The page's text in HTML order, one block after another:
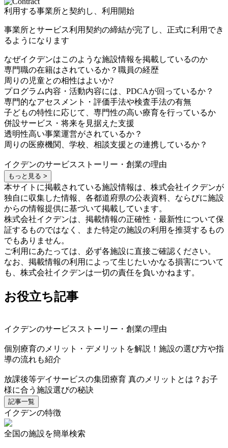
利用する事業所と契約し、利用開始
事業所とサービス利用契約の締結が完了し、正式に利用でき
るようになります
なぜイクデンはこのような施設情報を掲載しているのか
専門職の在籍はされているか？職員の経歴
周りの児童との相性はよいか?
プログラム内容・活動内容には、PDCAが回っているか？
専門的なアセスメント・評価手法や検査手法の有無
子どもの特性に応じて、専門性の高い療育を行っているか
併設サービス・将来を見据えた支援
透明性高い事業運営がされているか？
周りの医療機関、学校、相談支援との連携しているか？
イクデンのサービスストーリー・創業の理由
もっと見る >
本サイトに掲載されている施設情報は、株式会社イクデンが
独自に収集した情報、各都道府県の公表資料、ならびに施設
からの情報提供に基づいて掲載しています。
株式会社イクデンは、掲載情報の正確性・最新性について保
証するものではなく、また特定の施設の利用を推奨するもの
でもありません。
ご利用にあたっては、必ず各施設に直接ご確認ください。
なお、掲載情報の利用によって生じたいかなる損害について
も、株式会社イクデンは一切の責任を負いかねます。
お役立ち記事
イクデンのサービスストーリー・創業の理由
個別療育のメリット・デメリットを解説！施設の選び方や指
導の流れも紹介
放課後等デイサービスの集団療育 真のメリットとは？お子
様に合う施設選びの秘訣
記事一覧
イクデンの特徴
全国の施設を簡単検索